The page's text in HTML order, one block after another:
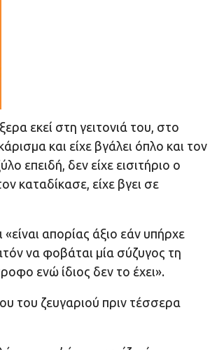
εκεί στη γειτονιά του, στο
και είχε βγάλει όπλο και τον
επειδή, δεν είχε εισιτήριο ο
καταδίκασε, είχε βγει σε
απορίας άξιο εάν υπήρχε
να φοβάται μία σύζυγος τη
ενώ ίδιος δεν το έχει».
του ζευγαριού πριν τέσσερα